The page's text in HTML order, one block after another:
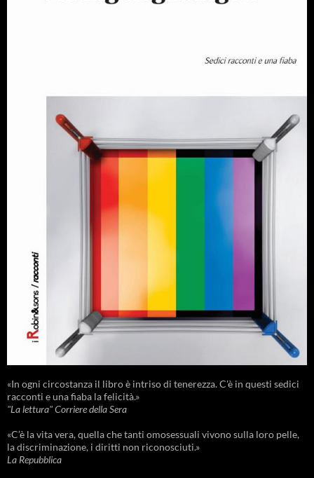
«In ogni circostanza il libro è intriso di tenerezza. C'è in questi sedici
racconti e una fiaba la felicità.»
"La lettura" Corriere della Sera
«C’è la vita vera, quella che tanti omosessuali vivono sulla loro pelle,
la discriminazione, i diritti non riconosciuti.»
La Repubblica